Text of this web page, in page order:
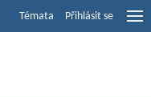
Témata Přihlásit se